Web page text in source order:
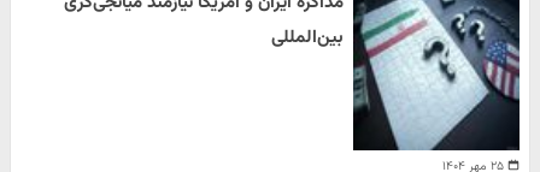
۲۵ مهر ۱۴۰۴
بین‌المللی